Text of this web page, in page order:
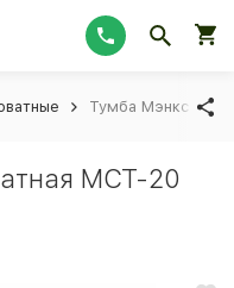
Тумба Мэнкс
МСТ-20